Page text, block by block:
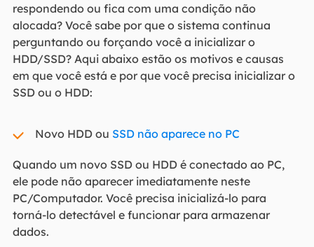
respondendo ou fica com uma condição não
alocada? Você sabe por que o sistema continua
perguntando ou forçando você a inicializar o
HDD/SSD? Aqui abaixo estão os motivos e causas
em que você está e por que você precisa inicializar o
SSD ou o HDD:
Novo HDD ou SSD não aparece no PC
Quando um novo SSD ou HDD é conectado ao PC,
ele pode não aparecer imediatamente neste
PC/Computador. Você precisa inicializá-lo para
torná-lo detectável e funcionar para armazenar
dados.